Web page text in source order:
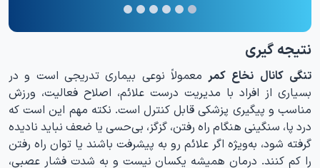
نتیجه گیری
تنگی کانال نخاع کمر معمولاً نوعی بیماری‌ تدریجی است و در
بسیاری از افراد با مدیریت درست علائم، اصلاح فعالیت، ورزش
مناسب و پیگیری پزشکی قابل کنترل است. نکته مهم این است که
درد پا، سنگینی هنگام راه رفتن، گزگز، بی‌حسی یا ضعف نباید نادیده
گرفته شود، به‌ویژه اگر علائم رو به پیشرفت باشند یا توان راه رفتن
را کم کنند. درمان همیشه یکسان نیست و به شدت فشار عصبی،